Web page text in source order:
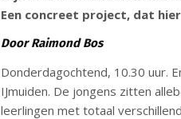
k p
Een concreet project, dat
Door Raimond Bos
Donderdagochtend, 10.30 uur.
IJmuiden. De jongens zitten
leerlingen met totaal